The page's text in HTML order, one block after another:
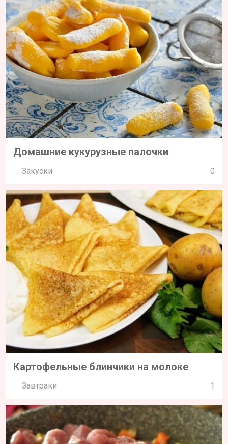
Домашние кукурузные палочки
Закуски 0
Картофельные блинчики на молоке
Завтраки 1